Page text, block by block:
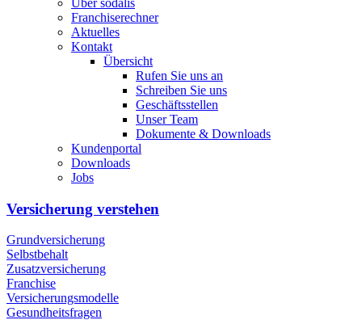
Über sodalis
Franchiserechner
Aktuelles
Kontakt
Übersicht
Rufen Sie uns an
Schreiben Sie uns
Geschäftsstellen
Unser Team
Dokumente & Downloads
Kundenportal
Downloads
Jobs
Versicherung verstehen
Grundversicherung
Selbstbehalt
Zusatzversicherung
Franchise
Versicherungsmodelle
Gesundheitsfragen